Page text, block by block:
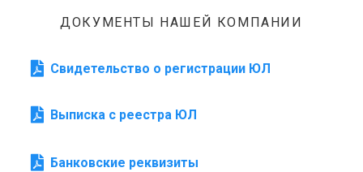
ДОКУМЕНТЫ НАШЕЙ КОМПАНИИ
Свидетельство о регистрации ЮЛ
Выписка с реестра ЮЛ
Банковские реквизиты